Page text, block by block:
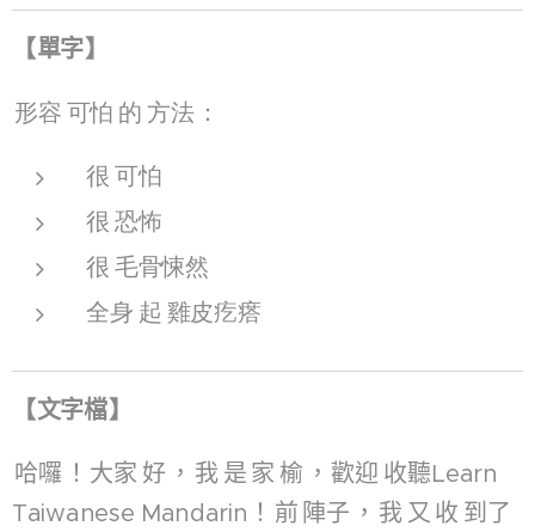
【單字】
形容 可怕 的 方法 ：
很 可怕
很 恐怖
很 毛骨悚然
全身 起 雞皮疙瘩
【文字檔】
哈囉 ！ 大家 好 ， 我 是 家 榆 ， 歡迎 收聽Learn
Taiwanese Mandarin！ 前 陣子 ， 我 又 收 到了